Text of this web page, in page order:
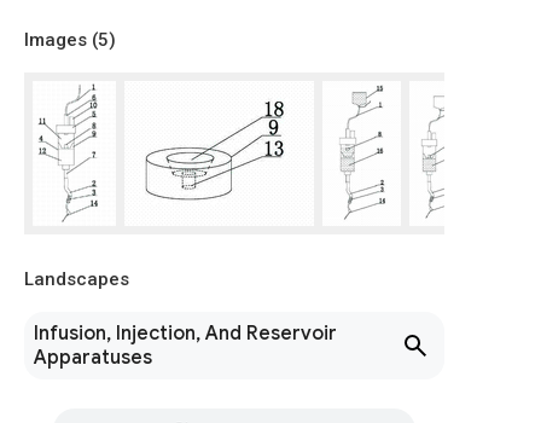
Images (5)
Landscapes
Infusion, Injection, And Reservoir
Apparatuses